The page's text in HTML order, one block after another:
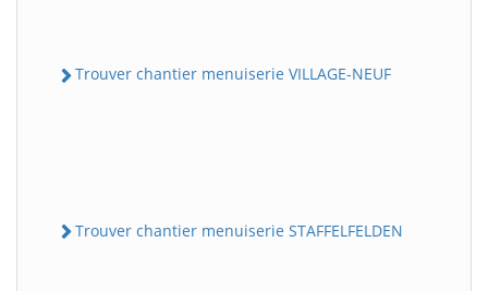
Trouver chantier menuiserie VILLAGE-NEUF
Trouver chantier menuiserie STAFFELFELDEN